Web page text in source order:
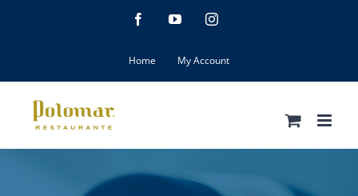
FacebookYouTubeInstagram
Home My Account